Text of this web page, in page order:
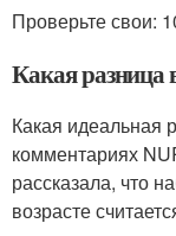
Проверьте свои:
Какая разница
Какая идеальная
комментариях
рассказала, что
возрасте